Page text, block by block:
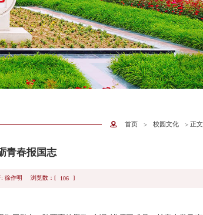
首页 > 校园文化 > 正文
青春报国志
: 徐作明 浏览数：[ 106 ]